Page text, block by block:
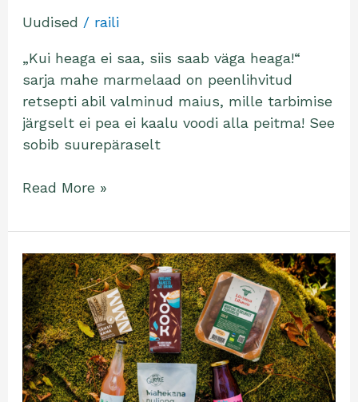
Uudised / raili
„Kui heaga ei saa, siis saab väga heaga!“
sarja mahe marmelaad on peenlihvitud
retsepti abil valminud maius, mille tarbimise
järgselt ei pea ei kaalu voodi alla peitma! See
sobib suurepäraselt
Read More »
Kuulutati
välja
2025.
aasta
parim
mahetootja
ja